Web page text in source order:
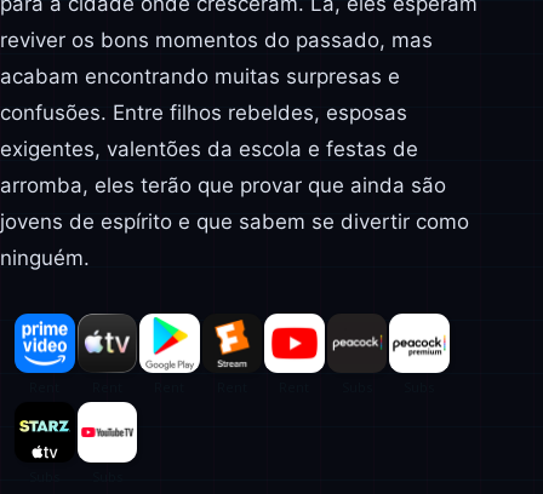
reviver os bons momentos do passado, mas
acabam encontrando muitas surpresas e
confusões. Entre filhos rebeldes, esposas
exigentes, valentões da escola e festas de
arromba, eles terão que provar que ainda são
jovens de espírito e que sabem se divertir como
ninguém.